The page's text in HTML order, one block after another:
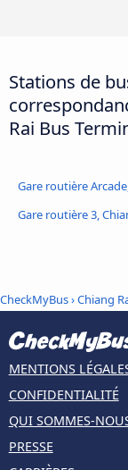
Stations de
Rai Bus
Gare routière
Gare routière 3,
CheckMyBus›Chiang
MENTIONS
CONFIDENTIALITÉ
QUI SOMMES-
PRESSE